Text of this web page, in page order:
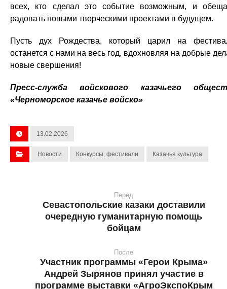
всех, кто сделал это событие возможным, и
радовать новыми творческими проектами в будущем.
Пусть дух Рождества, который царил на
останется с нами на весь год, вдохновляя на добрые
новые свершения!
Пресс-служба войскового казачьего
«Черноморское казачье войско»
13.02.2026
Новости Конкурсы, фестивали Казачья культура
Перед
Севастопольские казаки доставили
очередную гуманитарную помощь
бойцам
После
Участник программы «Герои Крыма»
Андрей Зырянов принял участие в
программе выставки «АгроЭкспоКрым